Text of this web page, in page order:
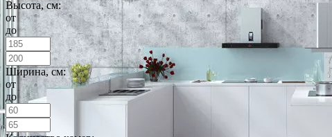
Высота, см:
от
до
Ширина, см:
от
до